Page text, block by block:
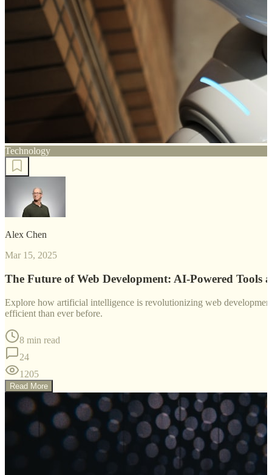
Technology
Alex Chen
Mar 15, 2025
The Future of Web Development: AI-Powered Tools
Explore how artificial intelligence is revolutionizing web
efficient than ever before.
8 min read
24
1205
Read More